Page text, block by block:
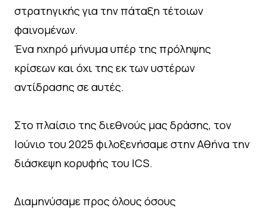
στρατηγικής για την πάταξη τέτοιων
φαινομένων.
Ένα ηχηρό μήνυμα υπέρ της πρόληψης
κρίσεων και όχι της εκ των υστέρων
αντίδρασης σε αυτές.
Στο πλαίσιο της διεθνούς μας δράσης, τον
Ιούνιο του 2025 φιλοξενήσαμε στην Αθήνα την
διάσκεψη κορυφής του ΙCS.
Διαμηνύσαμε προς όλους όσους